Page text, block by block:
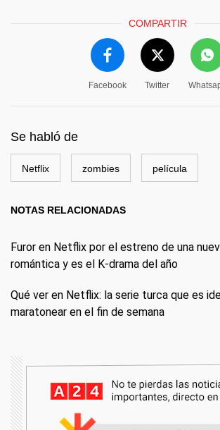
COMPARTIR
Facebook Twitter
Se habló de
Netflix zombies película
NOTAS RELACIONADAS
Furor en Netflix por el estreno de una
romántica y es el K-drama del año
Qué ver en Netflix: la serie turca que es
maratonear en el fin de semana